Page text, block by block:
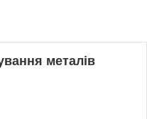
металів